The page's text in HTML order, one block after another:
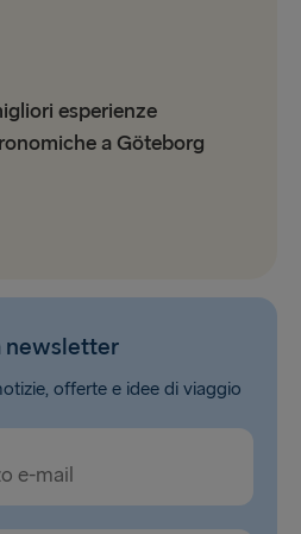
esperienze
a Göteborg
newsletter
offerte e idee di viaggio